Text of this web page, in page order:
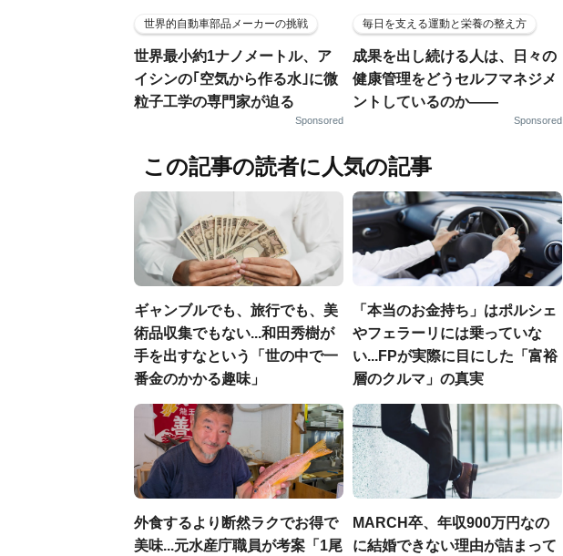
世界的自動車部品メーカーの挑戦
世界最小約1ナノメートル、ア
イシンの｢空気から作る水｣に微
粒子工学の専門家が迫る
Sponsored
毎日を支える運動と栄養の整え方
成果を出し続ける人は、日々の
健康管理をどうセルフマネジメ
ントしているのか——
Sponsored
この記事の読者に人気の記事
ギャンブルでも、旅行でも、美
術品収集でもない...和田秀樹が
手を出すなという「世の中で一
番金のかかる趣味」
「本当のお金持ち」はポルシェ
やフェラーリには乗っていな
い...FPが実際に目にした「富裕
層のクルマ」の真実
外食するより断然ラクでお得で
美味...元水産庁職員が考案「1尾
MARCH卒、年収900万円なの
に結婚できない理由が詰まって